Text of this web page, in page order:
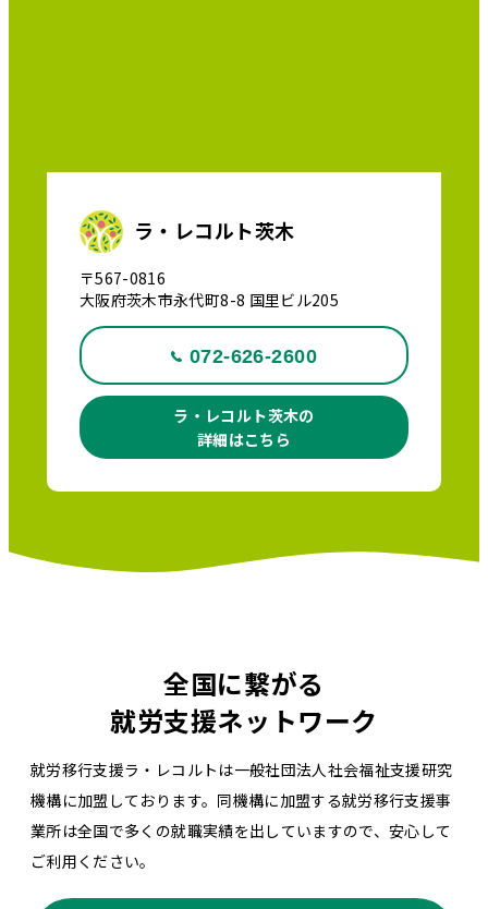
ラ・レコルト茨木
〒567-0816
大阪府茨木市永代町8-8 国里ビル205
072-626-2600
ラ・レコルト茨木の
詳細はこちら
全国に繋がる
就労支援ネットワーク
就労移行支援ラ・レコルトは一般社団法人社会福祉支援研究
機構に加盟しております。同機構に加盟する就労移行支援事
業所は全国で多くの就職実績を出していますので、安心して
ご利用ください。